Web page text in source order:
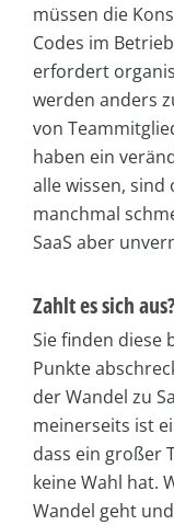
müssen die
Codes im
erfordert
werden anders
von
haben ein
alle wissen,
manchmal
SaaS aber
Zahlt es sich aus?
Sie finden diese
Punkte
der Wandel zu
meinerseits ist
dass ein großer
keine Wahl hat.
Wandel geht